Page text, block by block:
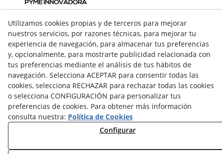
Utilizamos cookies propias y de terceros para mejorar
nuestros servicios, por razones técnicas, para mejorar tu
experiencia de navegación, para almacenar tus preferencias
y, opcionalmente, para mostrarte publicidad relacionada con
tus preferencias mediante el análisis de tus hábitos de
navegación. Selecciona ACEPTAR para consentir todas las
cookies, selecciona RECHAZAR para rechazar todas las cookies
o selecciona CONFIGURACIÓN para personalizar tus
preferencias de cookies. Para obtener más información
consulta nuestra: Política de Cookies
Configurar